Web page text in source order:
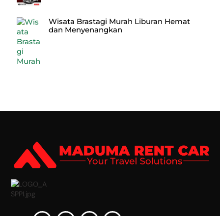
Wisata Brastagi Murah Liburan Hemat
dan Menyenangkan